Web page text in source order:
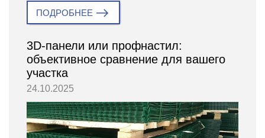
ПОДРОБНЕЕ
3D-панели или профнастил:
объективное сравнение для вашего
участка
24.10.2025